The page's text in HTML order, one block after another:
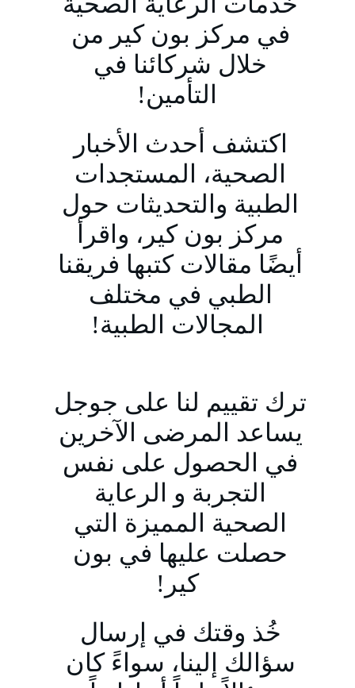
في مركز بون كير من
خلال شركائنا في
التأمين!
اكتشف أحدث الأخبار
الصحية، المستجدات
الطبية والتحديثات حول
مركز بون كير، واقرأ
أيضًا مقالات كتبها فريقنا
الطبي في مختلف
المجالات الطبية!
ترك تقييم لنا على جوجل
يساعد المرضى الآخرين
في الحصول على نفس
التجربة و الرعاية
الصحية المميزة التي
حصلت عليها في بون
كير!
خُذ وقتك في إرسال
سؤالك إلينا، سواءً كان